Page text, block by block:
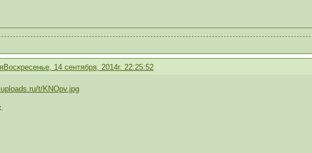
Воскресенье, 14 сентября, 2014г. 22:25:52